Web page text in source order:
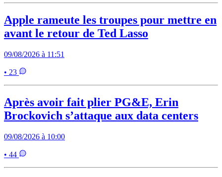
Apple rameute les troupes pour mettre en
avant le retour de Ted Lasso
09/08/2026 à 11:51
• 23
Après avoir fait plier PG&E, Erin
Brockovich s’attaque aux data centers
09/08/2026 à 10:00
• 44